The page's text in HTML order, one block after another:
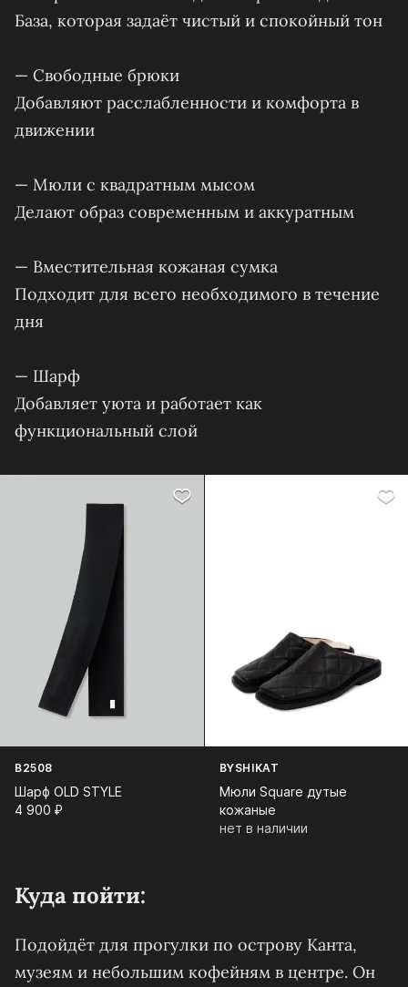
База, которая задаёт чистый и спокойный тон
— Свободные брюки
Добавляют расслабленности и комфорта в
движении
— Мюли с квадратным мысом
Делают образ современным и аккуратным
— Вместительная кожаная сумка
Подходит для всего необходимого в течение
дня
— Шарф
Добавляет уюта и работает как
функциональный слой
B2508
Шарф OLD STYLE
4 900⁠ ⁠₽
BYSHIKAT
Мюли Square дутые
кожаные
нет в наличии
Куда пойти:
Подойдёт для прогулки по острову Канта,
музеям и небольшим кофейням в центре. Он